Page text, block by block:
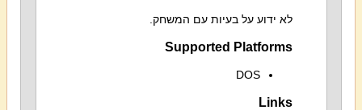
לא ידוע על בעיות עם המשחק.
Supported Platforms
DOS
Links